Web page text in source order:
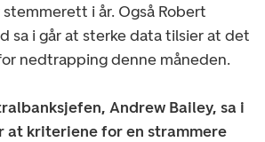
i år. Også Robert
sa i går at sterke data tilsier at det
nedtrapping denne måneden.
Andrew Bailey, sa i
at kriteriene for en strammere